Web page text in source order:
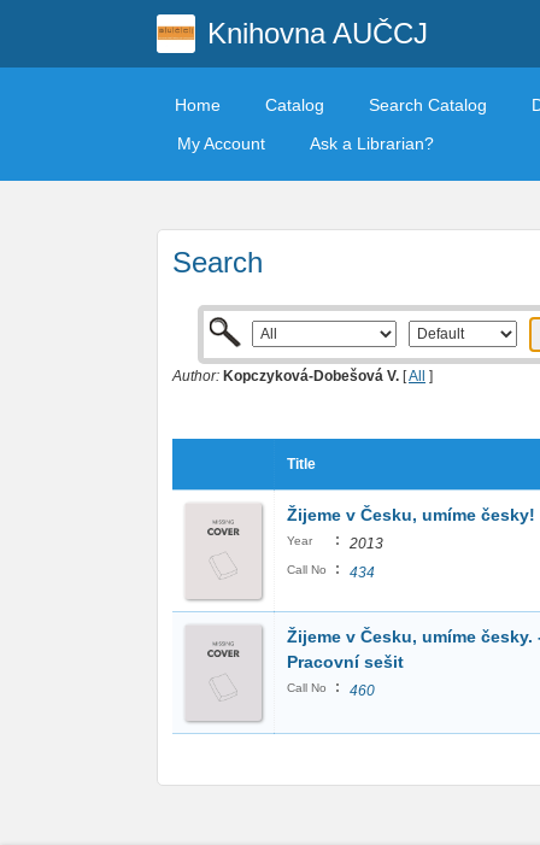
Knihovna AUČCJ
Home Catalog Search Catalog
My Account
Ask a Librarian?
Search
Author: Kopczyková-Dobešová V. [All ]
Title
Žijeme v Česku, umíme česky!
Year : 2013
Call No : 434
Žijeme v Česku, umíme česky.
Pracovní sešit
Call No : 460